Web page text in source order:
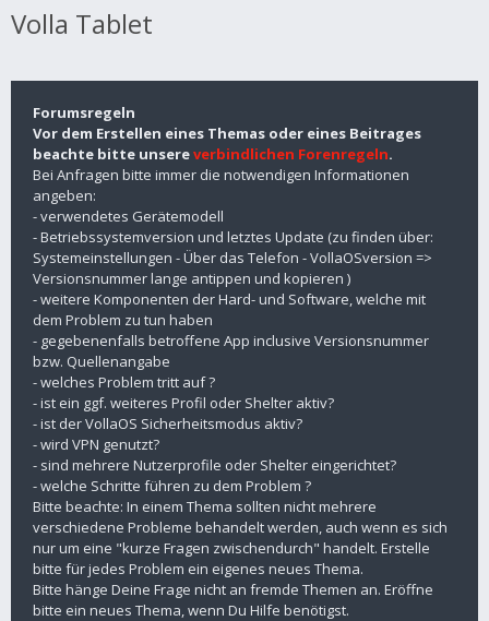
Volla Tablet
Forumsregeln
Vor dem Erstellen eines Themas oder eines Beitrages
beachte bitte unsereverbindlichen Forenregeln.
Bei Anfragen bitte immer die notwendigen Informationen
angeben:
- verwendetes Gerätemodell
- Betriebssystemversion und letztes Update (zu finden über:
Systemeinstellungen - Über das Telefon - VollaOSversion =>
Versionsnummer lange antippen und kopieren )
- weitere Komponenten der Hard- und Software, welche mit
dem Problem zu tun haben
- gegebenenfalls betroffene App inclusive Versionsnummer
bzw. Quellenangabe
- welches Problem tritt auf ?
- ist ein ggf. weiteres Profil oder Shelter aktiv?
- ist der VollaOS Sicherheitsmodus aktiv?
- wird VPN genutzt?
- sind mehrere Nutzerprofile oder Shelter eingerichtet?
- welche Schritte führen zu dem Problem ?
Bitte beachte: In einem Thema sollten nicht mehrere
verschiedene Probleme behandelt werden, auch wenn es sich
nur um eine "kurze Fragen zwischendurch" handelt. Erstelle
bitte für jedes Problem ein eigenes neues Thema.
Bitte hänge Deine Frage nicht an fremde Themen an. Eröffne
bitte ein neues Thema, wenn Du Hilfe benötigst.